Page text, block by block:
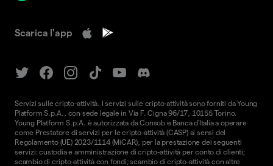
Scarica l'app
Servizi sulle cripto-attività. I servizi sulle cripto-attività sono forniti da Young
Platform S.p.A., con sede legale in Via F. Cigna 96/17, 10155 Torino.
Young Platform S.p.A. è autorizzata da Consob e Banca d'Italia a operare
come Prestatore di servizi per le cripto-attività (CASP) ai sensi del
Regolamento (UE) 2023/1114 (MiCAR), per la prestazione dei seguenti
servizi: custodia e amministrazione di cripto-attività per conto di clienti;
scambio di cripto-attività con fondi; scambio di cripto-attività con altre